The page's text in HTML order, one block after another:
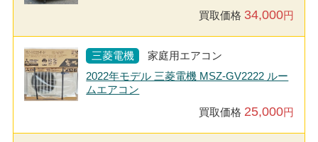
買取価格 34,000円
三菱電機
家庭用エアコン
2022年モデル 三菱電機 MSZ-GV2222 ルー
ムエアコン
買取価格 25,000円